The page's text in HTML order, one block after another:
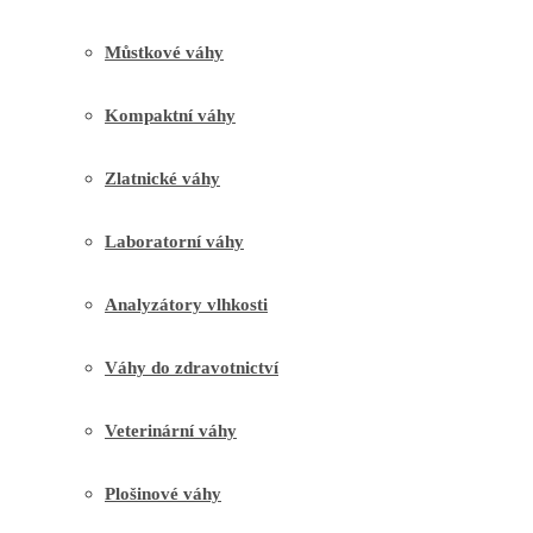
Můstkové váhy
Kompaktní váhy
Zlatnické váhy
Laboratorní váhy
Analyzátory vlhkosti
Váhy do zdravotnictví
Veterinární váhy
Plošinové váhy